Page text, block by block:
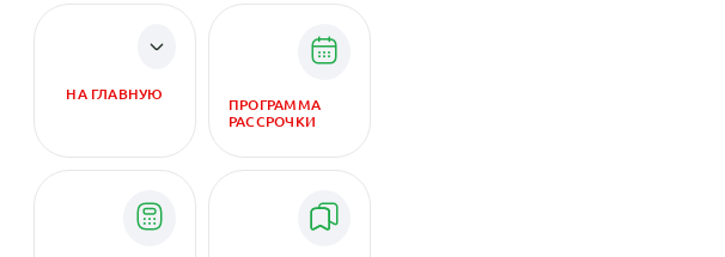
НА ГЛАВНУЮ
ПРОГРАММА
РАССРОЧКИ